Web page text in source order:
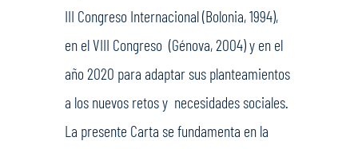
III Congreso Internacional (Bolonia, 1994),
en el VIII Congreso (Génova, 2004) y en el
año 2020 para adaptar sus planteamientos
a los nuevos retos y necesidades sociales.
La presente Carta se fundamenta en la